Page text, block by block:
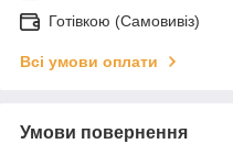
Готівкою (Самовивіз)
Всі умови оплати
Умови повернення